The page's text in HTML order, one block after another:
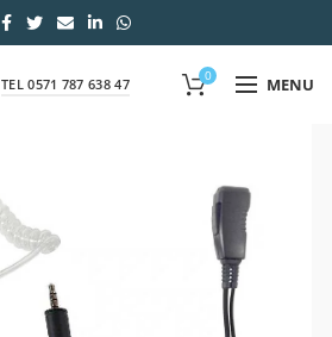
TEL 0571 787 638 47
0 MENU